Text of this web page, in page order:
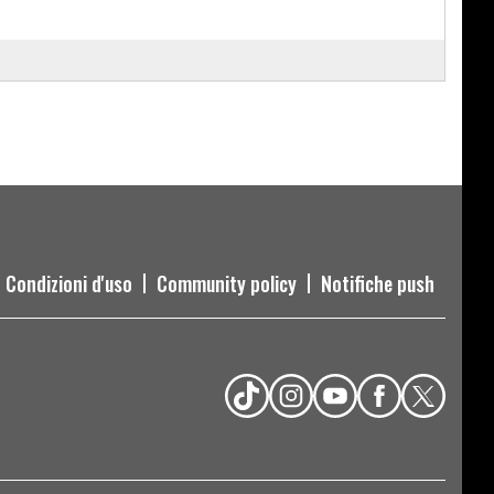
Condizioni d'uso Community policy Notifiche push